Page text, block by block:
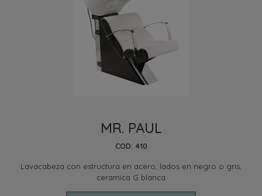
MR. PAUL
COD: 410
Lavacabeza con estructura en acero, lados en negro o gris,
ceramica G blanca